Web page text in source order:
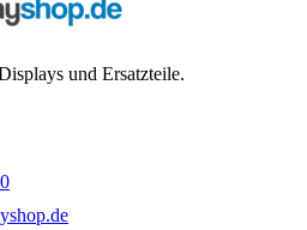
und Ersatzteile.